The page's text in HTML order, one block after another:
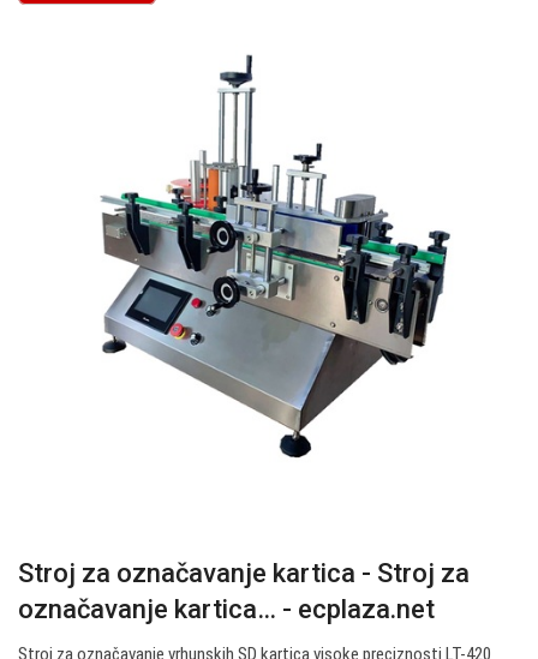
Stroj za označavanje kartica - Stroj za
označavanje kartica… - ecplaza.net
Stroj za označavanje vrhunskih SD kartica visoke preciznosti LT-420